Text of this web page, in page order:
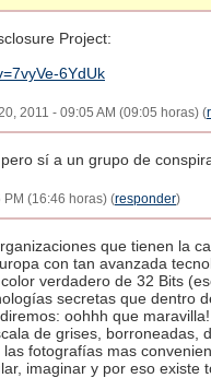
Project:
6YdUk
2011 - 09:05 AM (09:05 horas) (
sí a un grupo de
(16:46 horas) (responder)
que tienen la
con tan avanzada
verdadero de 32 Bits
secretas que dentro
oohhh que
de grises, borroneadas,
fotografías mas
imaginar y por eso existe